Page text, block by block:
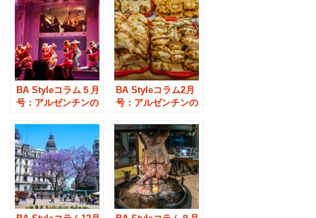
BA Styleコラム５月
号：アルゼンチンの
BA Styleコラム2月
号：アルゼンチンの
ーダ」